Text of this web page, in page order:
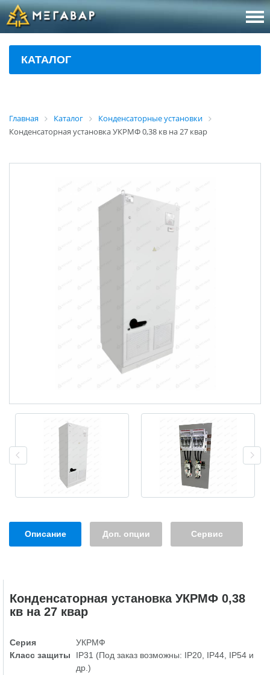
8
КАТАЛОГ
Главная Каталог
Конденсаторные установки
Конденсаторная установка УКРМФ 0,38 кв на 27 квар
Описание Доп. опции Сервис
Конденсаторная установка УКРМФ 0,38
кв на 27 квар
Серия
УКРМФ
Класс защиты
IP31 (Под заказ возможны: IP20, IP44, IP54 и
др.)